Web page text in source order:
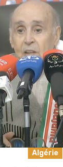
Algérie